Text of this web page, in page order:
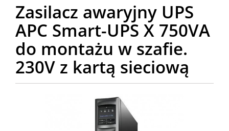
Zasilacz awaryjny UPS
APC Smart-UPS X 750VA
do montażu w szafie.
230V z kartą sieciową